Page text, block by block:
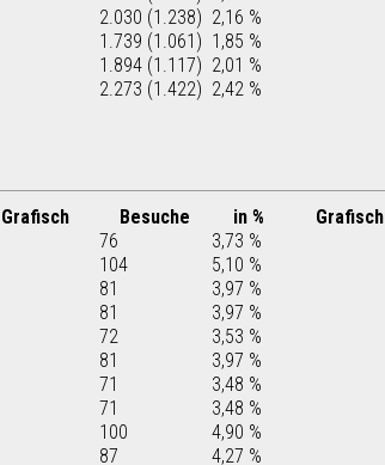
2.030 (1.238) 2,16 %
1.739 (1.061) 1,85 %
1.894 (1.117) 2,01 %
2.273 (1.422) 2,42 %
Grafisch Besuche in %
Grafisch
76
3,73 %
104
5,10 %
81
3,97 %
81
3,97 %
72
3,53 %
81
3,97 %
71
3,48 %
71
3,48 %
100
4,90 %
87
4,27 %